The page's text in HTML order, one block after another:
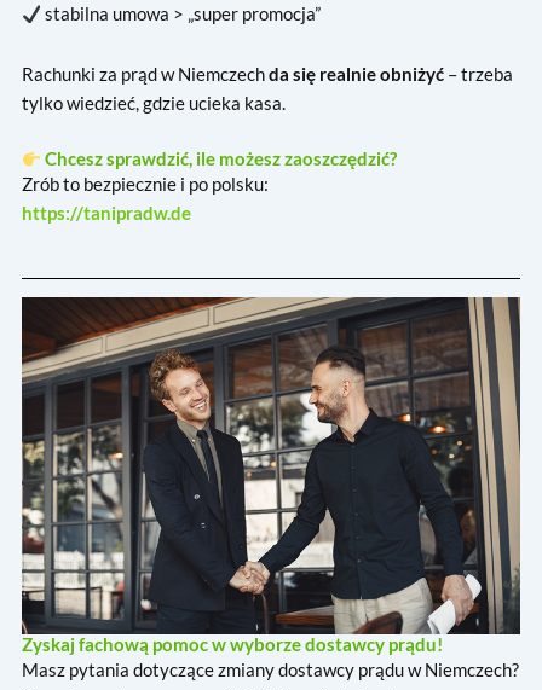
stabilna umowa > „super promocja”
Rachunki za prąd w Niemczechda się realnie obniżyć– trzeba
tylko wiedzieć, gdzie ucieka kasa.
Chcesz sprawdzić, ile możesz zaoszczędzić?
Zrób to bezpiecznie i po polsku:
https://tanipradw.de
Zyskaj fachową pomoc w wyborze dostawcy prądu!
Masz pytania dotyczące zmiany dostawcy prądu w Niemczech?